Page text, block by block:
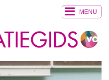
MENU